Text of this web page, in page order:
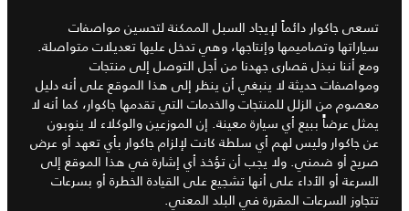
تسعى جاكوار دائماً لإيجاد السبل الممكنة لتحسين مواصفات
سياراتها وتصاميمها وإنتاجها، وهي تدخل عليها تعديلات متواصلة.
ومع أننا نبذل قصارى جهدنا من أجل التوصل إلى منتجات
ومواصفات حديثة لا ينبغي أن ينظر إلى هذا الموقع على أنه دليل
معصوم من الزلل للمنتجات والخدمات التي تقدمها جاكوار، كما أنه لا
يمثل عرضاًً ببيع أي سيارة معينة. إن الموزعين والوكلاء لا ينوبون
عن جاكوار وليس لهم أي سلطة كانت لإلزام جاكوار بأي تعهد أو عرض
صريح أو ضمني. ولا يجب أن تؤخذ أي إشارة في هذا الموقع إلى
السرعة أو الأداء على أنها تشجيع على القيادة الخطرة أو بسرعات
تتجاوز السرعات المقررة في البلد المعني.